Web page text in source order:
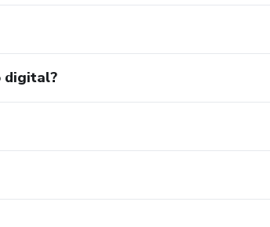
digital?